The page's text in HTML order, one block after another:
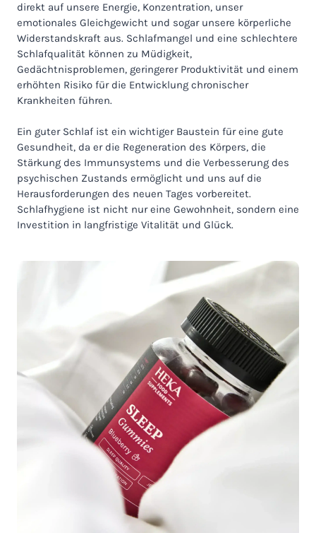
direkt auf unsere Energie, Konzentration, unser
emotionales Gleichgewicht und sogar unsere körperliche
Widerstandskraft aus. Schlafmangel und eine schlechtere
Schlafqualität können zu Müdigkeit,
Gedächtnisproblemen, geringerer Produktivität und einem
erhöhten Risiko für die Entwicklung chronischer
Krankheiten führen.
Ein guter Schlaf ist ein wichtiger Baustein für eine gute
Gesundheit, da er die Regeneration des Körpers, die
Stärkung des Immunsystems und die Verbesserung des
psychischen Zustands ermöglicht und uns auf die
Herausforderungen des neuen Tages vorbereitet.
Schlafhygiene ist nicht nur eine Gewohnheit, sondern eine
Investition in langfristige Vitalität und Glück.